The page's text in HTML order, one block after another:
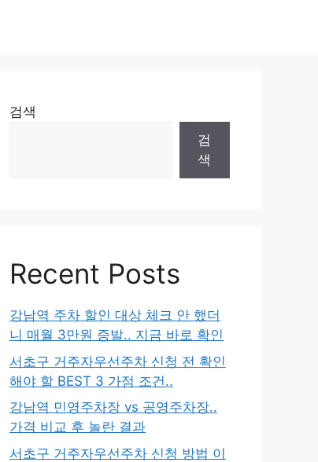
검색
검
색
Recent Posts
강남역 주차 할인 대상 체크 안 했더
니 매월 3만원 증발.. 지금 바로 확인
서초구 거주자우선주차 신청 전 확인
해야 할 BEST 3 가점 조건..
강남역 민영주차장 vs 공영주차장..
가격 비교 후 놀란 결과
서초구 거주자우선주차 신청 방법 이